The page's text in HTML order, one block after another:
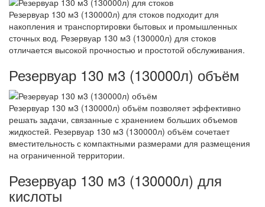
Резервуар 130 м3 (130000л) для стоков подходит для
накопления и транспортировки бытовых и промышленных
сточных вод. Резервуар 130 м3 (130000л) для стоков
отличается высокой прочностью и простотой обслуживания.
Резервуар 130 м3 (130000л) объём
Резервуар 130 м3 (130000л) объём позволяет эффективно
решать задачи, связанные с хранением больших объемов
жидкостей. Резервуар 130 м3 (130000л) объём сочетает
вместительность с компактными размерами для размещения
на ограниченной территории.
Резервуар 130 м3 (130000л) для
кислоты